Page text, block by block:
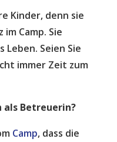
Kinder, denn sie
Camp. Sie
Seien Sie
immer Zeit zum
als Betreuerin?
Camp, dass die